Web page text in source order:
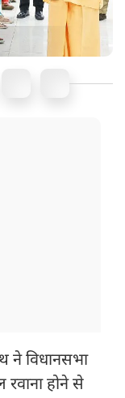
ने विधानसभा
रवाना होने से